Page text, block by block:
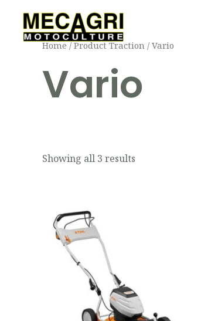
contenu Home/ Product Traction / Vario
Vario
Showing all 3 results